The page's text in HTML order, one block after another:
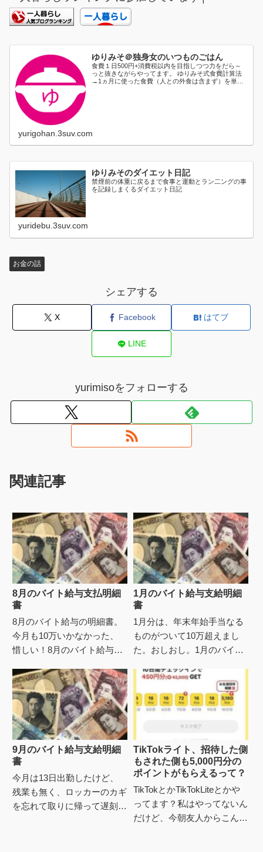
ゆりみそ＠独身女のいつものごはん
食費１日500円+消費税以内を目指しつつ力をだら～
っと抜きながらやってます。 ゆりみそ式食費計算法
→1ヵ月に使った食費（人との外食は含まず）を単純
yurigohan.3suv.com
ゆりみそのダイエット日記
禁煙前の体重に戻るまで食事と運動とラン二ングの事
を記録しまくるダイエット日記
yuridebu.3suv.com
お金の話
シェアする
X Facebook はてブ
LINE
yurimisoをフォローする
関連記事
8月のバイト給与支払明細
書
8月のバイト給与の明細書。
今月も10万いかなかった、
惜しい！8月のバイト給与差
10万超えると助かるんだよ
なあと、ちまちま残業こな...
1月のバイト給与支給明細
書
1月分は、年末年始手当なる
ものがついて10万超えまし
た。おしおし。1月のバイト
年末年始手当で13,500円、儲
かったｗしかししば...
9月のバイト給与支給明細
書
今月は13日出勤したけど、
残業も無く、ロッカーのカギ
を忘れて取りに帰って遅刻に
TikTokライト、招待した側
もされた側も5,000円分の
ポイントがもらえるって？
TikTokとかTikTokLiteとかや
ってます？私はやってないん
だけど、今朝友人からこんな